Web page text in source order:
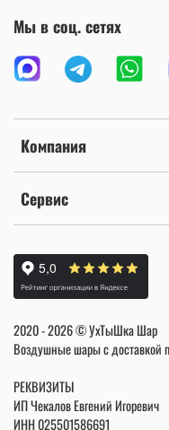
Компания
Сервис
Мы в соц. сетях
2020 - 2026 © УхТыШка Шар
Воздушные шары с доставкой
РЕКВИЗИТЫ
ИП Чекалов Евгений Игоревич
ИНН025501586691